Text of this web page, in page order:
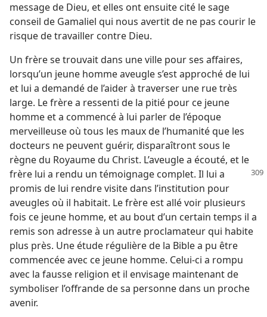
message de Dieu, et elles ont ensuite cité le sage
conseil de Gamaliel qui nous avertit de ne pas courir le
risque de travailler contre Dieu.
Un frère se trouvait dans une ville pour ses affaires,
lorsqu’un jeune homme aveugle s’est approché de lui
et lui a demandé de l’aider à traverser une rue très
large. Le frère a ressenti de la pitié pour ce jeune
homme et a commencé à lui parler de l’époque
merveilleuse où tous les maux de l’humanité que les
docteurs ne peuvent guérir, disparaîtront sous le
règne du Royaume du Christ. L’aveugle a écouté, et le
frère lui a rendu un témoignage complet. Il lui a
promis de lui rendre visite dans l’institution pour
aveugles où il habitait. Le frère est allé voir plusieurs
fois ce jeune homme, et au bout d’un certain temps il a
remis son adresse à un autre proclamateur qui habite
plus près. Une étude régulière de la Bible a pu être
commencée avec ce jeune homme. Celui-ci a rompu
avec la fausse religion et il envisage maintenant de
symboliser l’offrande de sa personne dans un proche
avenir.